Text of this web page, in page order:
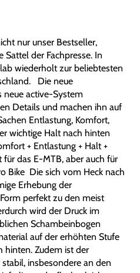
nur unser Bestseller,
der Fachpresse. In
wiederholt zur beliebtesten
Die neue
neue active-System
Details und machen ihn auf
Entlastung, Komfort,
wichtige Halt nach hinten
+ Entlastung + Halt +
für das E-MTB, aber auch für
Bike Die sich vom Heck nach
Erhebung der
perfekt zu den meist
wird der Druck im
Schambeinbogen
auf der erhöhten Stufe
hinten. Zudem ist der
insbesondere an den